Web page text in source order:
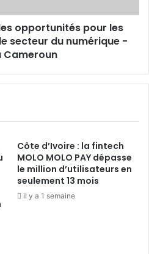
opportunités pour les
secteur du numérique -
Cameroun
Côte d’Ivoire : la fintech
MOLO MOLO PAY dépasse
le million d’utilisateurs en
seulement 13 mois
il y a 1 semaine